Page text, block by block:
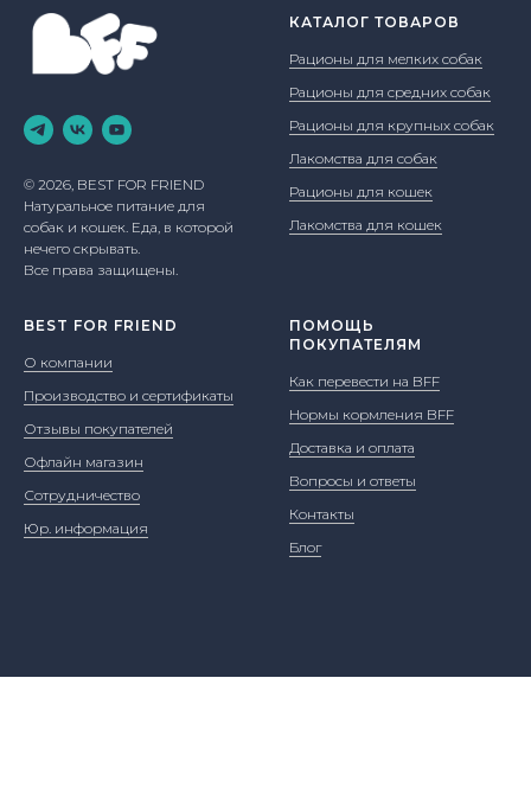
© 2026, BEST FOR FRIEND
Натуральное питание для
собак и кошек. Еда, в которой
нечего скрывать.
Все права защищены.
КАТАЛОГ ТОВАРОВ
Рационы для мелких собак
Рационы для средних собак
Рационы для крупных собак
Лакомства для собак
Рационы для кошек
Лакомства для кошек
BEST FOR FRIEND
О компании
Производство и сертификаты
Отзывы покупателей
Офлайн магазин
Сотрудничество
Юр. информация
ПОМОЩЬ
ПОКУПАТЕЛЯМ
Как перевести на BFF
Нормы кормления BFF
Доставка и оплата
Вопросы и ответы
Контакты
Блог